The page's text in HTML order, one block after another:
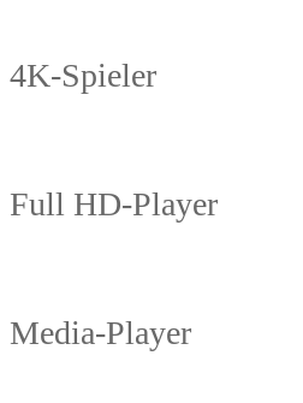
4K-Spieler
Full HD-Player
Media-Player